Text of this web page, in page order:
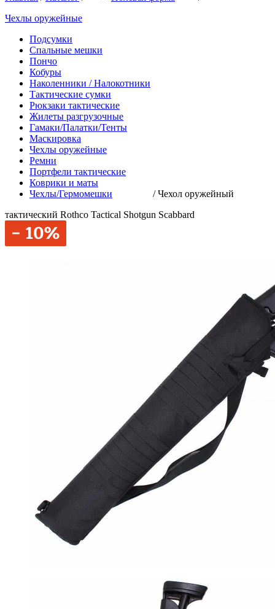
Чехлы оружейные
Подсумки
Спальные мешки
Пончо
Кобуры
Наколенники / Налокотники
Тактические сумки
Рюкзаки тактические
Жилеты разгрузочные
Гамаки/Палатки/Тенты
Маскировка
Чехлы оружейные
Ремни
Портфели тактические
Коврики и маты
Чехлы/Гермомешки
/Чехол оружейный
тактический Rothco Tactical Shotgun Scabbard